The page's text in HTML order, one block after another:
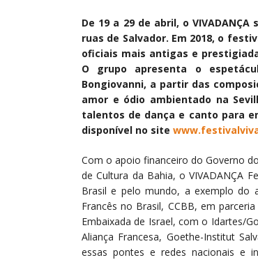
De 19 a 29 de abril, o
ruas de Salvador. Em 2018, o
oficiais mais antigas e
O grupo apresenta o
Bongiovanni, a partir das
amor e ódio ambientado na
talentos de dança e canto para
disponível no site
Com o apoio financeiro do Governo
de Cultura da Bahia, o VIVADANÇA
Brasil e pelo mundo, a exemplo do
Francês no Brasil, CCBB, em
Embaixada de Israel, com o Idartes/
Aliança Francesa, Goethe-Institut
essas pontes e redes nacionais e